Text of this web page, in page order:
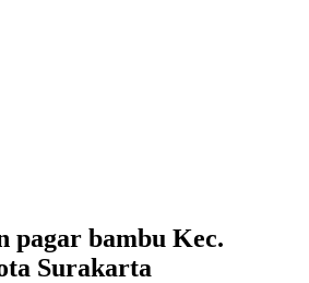
pagar bambu Kec.
Surakarta